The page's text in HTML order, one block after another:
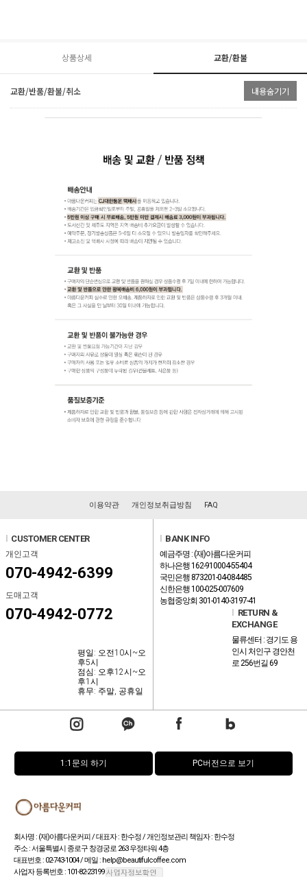
상품상세 교환/환불
교환/반품/환불/취소 내용숨기기
이용약관 개인정보취급방침 FAQ
CUSTOMER CENTER
개인고객
070-4942-6399
도매고객
070-4942-0772
평일: 오전10시~오
후5시
점심: 오후12시~오
후1시
휴무: 주말, 공휴일
BANK INFO
예금주명 : (재)아름다운커피
하나은행 162-910004-55404
국민은행 873201-04-084485
신한은행 100-025-007609
농협중앙회 301-0140-3197-41
RETURN &
EXCHANGE
물류센터 : 경기도 용
인시 처인구 경안천
로 256번길 69
1:1문의 하기 PC버전으로 보기
회사명 : (재)아름다운커피 / 대표자 : 한수정 / 개인정보관리 책임자 : 한수정
주소 : 서울특별시 종로구 창경궁로 263 우정타워 4층
대표번호 : 02-743-1004 / 메일 : help@beautifulcoffee.com
사업자 등록번호 : 101-82-23199